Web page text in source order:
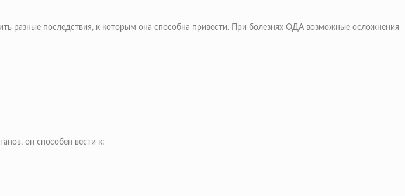
разные последствия, к которым она способна привести. При болезнях ОДА возможные осложнения
он способен вести к: